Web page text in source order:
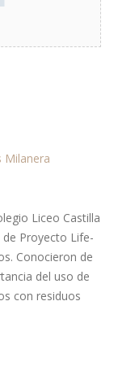
Milanera
Liceo Castilla
Proyecto Life-
Conocieron de
del uso de
con residuos